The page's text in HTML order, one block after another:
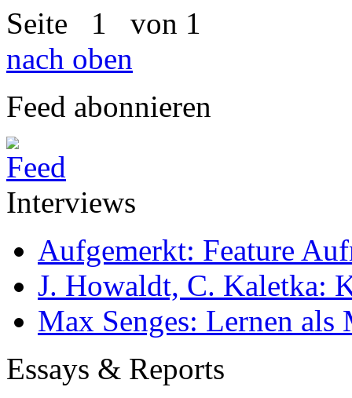
Seite 1 von 1
nach oben
Feed abonnieren
Interviews
Aufgemerkt: Feature
J. Howaldt, C. Kaletka:
Max Senges: Lernen als
Essays & Reports